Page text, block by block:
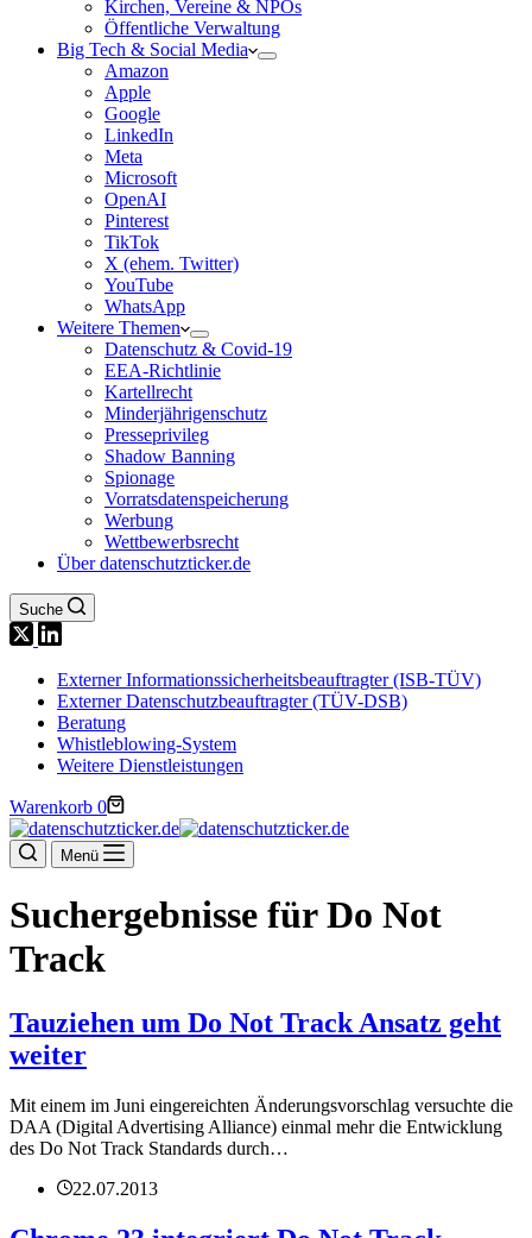
Kirchen, Vereine & NPOs
Öffentliche Verwaltung
Big Tech & Social Media
Amazon
Apple
Google
LinkedIn
Meta
Microsoft
OpenAI
Pinterest
TikTok
X (ehem. Twitter)
YouTube
WhatsApp
Weitere Themen
Datenschutz & Covid-19
EEA-Richtlinie
Kartellrecht
Minderjährigenschutz
Presseprivileg
Shadow Banning
Spionage
Vorratsdatenspeicherung
Werbung
Wettbewerbsrecht
Über datenschutzticker.de
Suche
Externer Informationssicherheitsbeauftragter (ISB-TÜV)
Externer Datenschutzbeauftragter (TÜV-DSB)
Beratung
Whistleblowing-System
Weitere Dienstleistungen
Warenkorb 0
Menü
Suchergebnisse für Do Not
Track
Tauziehen um Do Not Track Ansatz geht
weiter
Mit einem im Juni eingereichten Änderungsvorschlag versuchte die
DAA (Digital Advertising Alliance) einmal mehr die Entwicklung
des Do Not Track Standards durch…
22.07.2013